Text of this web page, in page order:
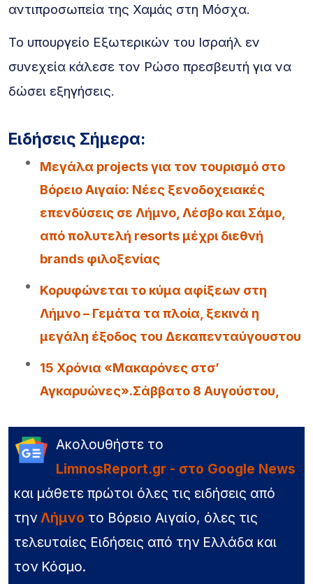
αντιπροσωπεία της Χαμάς στη Μόσχα.
Το υπουργείο Εξωτερικών του Ισραήλ εν
συνεχεία κάλεσε τον Ρώσο πρεσβευτή για να
δώσει εξηγήσεις.
Ειδήσεις Σήμερα:
Μεγάλα projects για τον τουρισμό στο
Βόρειο Αιγαίο: Νέες ξενοδοχειακές
επενδύσεις σε Λήμνο, Λέσβο και Σάμο,
από πολυτελή resorts μέχρι διεθνή
brands φιλοξενίας
Κορυφώνεται το κύμα αφίξεων στη
Λήμνο – Γεμάτα τα πλοία, ξεκινά η
μεγάλη έξοδος του Δεκαπενταύγουστου
15 Χρόνια «Μακαρόνες στσ’
Αγκαρυώνες».Σάββατο 8 Αυγούστου,
Ακολουθήστε το
LimnosReport.gr - στο Google News
και μάθετε πρώτοι όλες τις ειδήσεις από
την Λήμνο το Βόρειο Αιγαίο, όλες τις
τελευταίες Ειδήσεις από την Ελλάδα και
τον Κόσμο.